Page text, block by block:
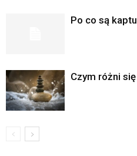
Po co są
Czym różni